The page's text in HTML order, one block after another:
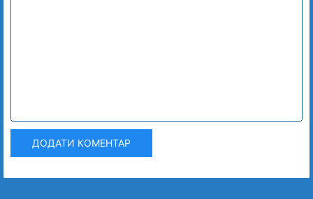
ДОДАТИ КОМЕНТАР